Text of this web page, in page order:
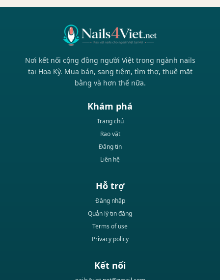
Nơi kết nối cộng đồng người Việt trong ngành nails
tại Hoa Kỳ. Mua bán, sang tiệm, tìm thợ, thuê mặt
bằng và hơn thế nữa.
Khám phá
Trang chủ
Rao vặt
Đăng tin
Liên hệ
Hỗ trợ
Đăng nhập
Quản lý tin đăng
Terms of use
Privacy policy
Kết nối